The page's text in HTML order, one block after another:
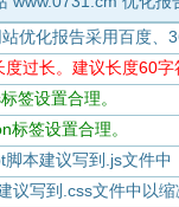
优化报告采用百度、
过长。建议长度60字
签设置合理。
标签设置合理。
本建议写到.js文件中
议写到.css文件中以